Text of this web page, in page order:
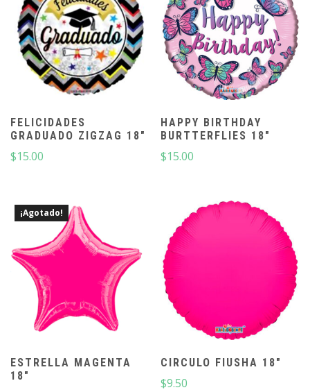
FELICIDADES
GRADUADO ZIGZAG 18″
$15.00
HAPPY BIRTHDAY
BURTTERFLIES 18″
$15.00
¡Agotado!
ESTRELLA MAGENTA
18″
CIRCULO FIUSHA 18″
$9.50